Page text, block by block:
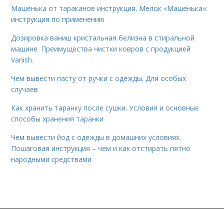
Машенька от тараканов инструкция. Мелок «Машенька»:
инструкция по применению
Дозировка ваниш кристальная белизна в стиральной
машине. Преимущества чистки ковров с продукцией
Vanish.
Чем вывести пасту от ручки с одежды. Для особых
случаев
Как хранить таранку после сушки. Условия и основные
способы хранения таранки
Чем вывести йод с одежды в домашних условиях.
Пошаговая инструкция – чем и как отстирать пятно
народными средствами